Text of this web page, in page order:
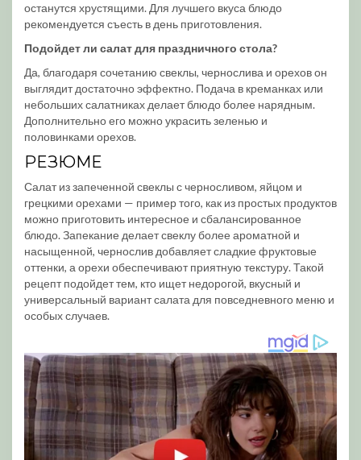
останутся хрустящими. Для лучшего вкуса блюдо
рекомендуется съесть в день приготовления.
Подойдет ли салат для праздничного стола?
Да, благодаря сочетанию свеклы, чернослива и орехов он
выглядит достаточно эффектно. Подача в креманках или
небольших салатниках делает блюдо более нарядным.
Дополнительно его можно украсить зеленью и
половинками орехов.
РЕЗЮМЕ
Салат из запеченной свеклы с черносливом, яйцом и
грецкими орехами — пример того, как из простых продуктов
можно приготовить интересное и сбалансированное
блюдо. Запекание делает свеклу более ароматной и
насыщенной, чернослив добавляет сладкие фруктовые
оттенки, а орехи обеспечивают приятную текстуру. Такой
рецепт подойдет тем, кто ищет недорогой, вкусный и
универсальный вариант салата для повседневного меню и
особых случаев.